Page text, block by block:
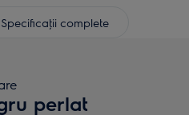
Specificaţii complete
perlat